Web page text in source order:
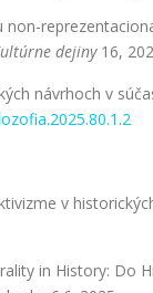
non-
dejiny 16,
návrhoch v
v
in History: Do